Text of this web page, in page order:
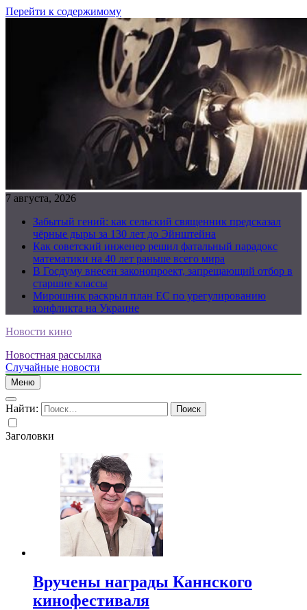
Перейти к содержимому
7 августа, 2026
Забытый гений: как сельский священник предсказал
чёрные дыры за 130 лет до Эйнштейна
Как советский инженер решил фатальный парадокс
математики на 40 лет раньше всего мира
В Госдуму внесен законопроект, запрещающий отбор в
старшие классы
Мирошник раскрыл план ЕС по урегулированию
конфликта на Украине
Новости кино
Новостная рассылка
Случайные новости
Меню
Найти:
Заголовки
Вручены награды Каннского
кинофестиваля